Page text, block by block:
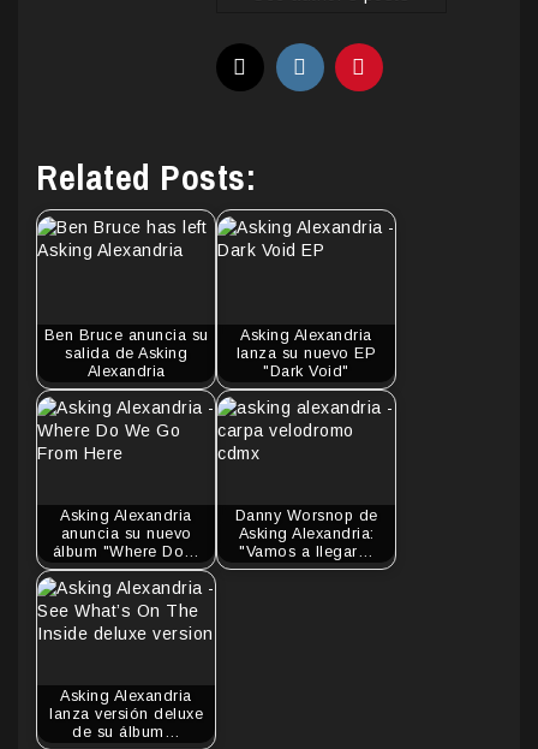
Related Posts:
Ben Bruce anuncia su
salida de Asking
Alexandria
Asking Alexandria
lanza su nuevo EP
"Dark Void"
Asking Alexandria
anuncia su nuevo
álbum "Where Do…
Danny Worsnop de
Asking Alexandria:
"Vamos a llegar…
Asking Alexandria
lanza versión deluxe
de su álbum…